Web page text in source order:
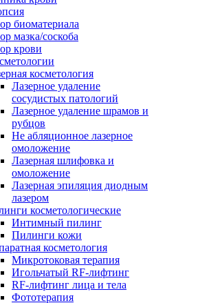
биоматериала
мазка/соскоба
крови
косметология
Лазерное удаление
сосудистых патологий
Лазерное удаление шрамов и
рубцов
Не абляционное лазерное
омоложение
Лазерная шлифовка и
омоложение
Лазерная эпиляция диодным
лазером
косметологические
Интимный пилинг
Пилинги кожи
косметология
Микротоковая терапия
Игольчатый RF-лифтинг
RF-лифтинг лица и тела
Фототерапия